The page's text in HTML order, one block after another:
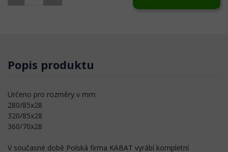
Popis produktu
Určeno pro rozměry v mm:
280/85x28
320/85x28
360/70x28
V současné době Polská firma KABAT vyrábí kompletní